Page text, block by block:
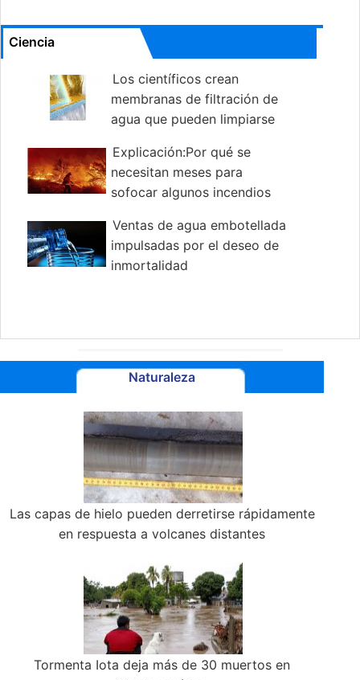
Ciencia
Los científicos crean
membranas de filtración de
agua que pueden limpiarse
Explicación:Por qué se
necesitan meses para
sofocar algunos incendios
Ventas de agua embotellada
impulsadas por el deseo de
inmortalidad
Naturaleza
Las capas de hielo pueden derretirse rápidamente
en respuesta a volcanes distantes
Tormenta Iota deja más de 30 muertos en